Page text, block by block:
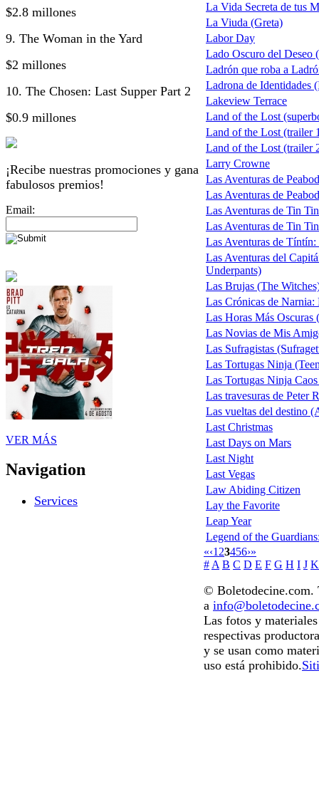
$2.8 millones
9. The Woman in the Yard
$2 millones
10. The Chosen: Last Supper Part 2
$0.9 millones
¡Recibe nuestras promociones y gana
fabulosos premios!
Email:
VER MÁS
Navigation
Services
La Vida Secreta de tus
La Viuda (Greta)
Labor Day
Lado Oscuro del
Ladrón que roba a
Ladrona de Identidades
Lakeview Terrace
Land of the Lost
Land of the Lost (trailer
Land of the Lost (trailer
Larry Crowne
Las Aventuras de
Las Aventuras de
Las Aventuras de Tin Tin
Las Aventuras de Tin
Las Aventuras de
Las Aventuras del
Underpants)
Las Brujas (The
Las Crónicas de
Las Horas Más
Las Novias de Mis
Las Sufragistas
Las Tortugas Ninja
Las Tortugas Ninja
Las travesuras de Peter
Las vueltas del destino
Last Christmas
Last Days on Mars
Last Night
Last Vegas
Law Abiding Citizen
Lay the Favorite
Leap Year
Legend of the
«‹1 23456›»
# A B C D E F G H I J K
© Boletodecine.com.
a
Las fotos y
respectivas
y se usan como
uso está prohibido.